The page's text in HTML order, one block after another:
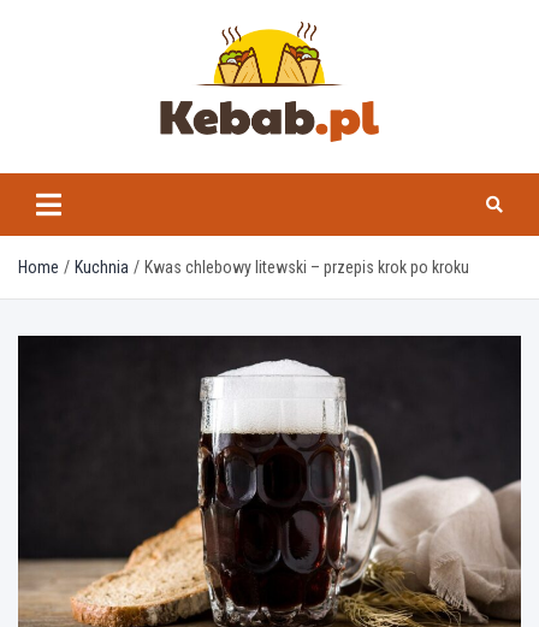
kebab.pl
Home Kuchnia Kwas chlebowy litewski – przepis krok po kroku